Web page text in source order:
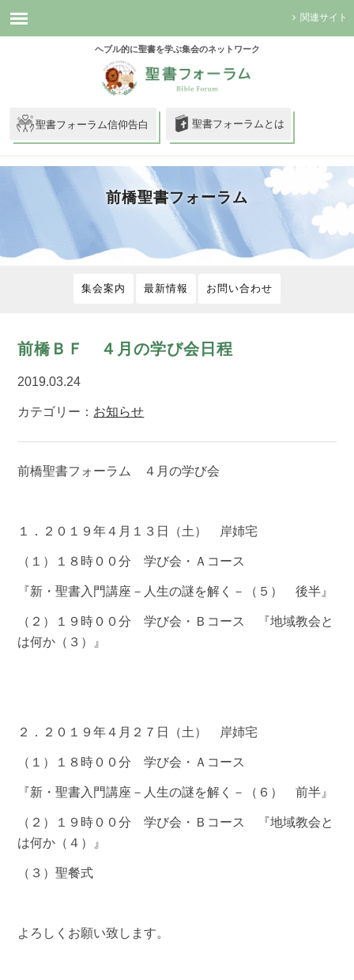
関連サイト
ヘブル的に聖書を学ぶ集会のネットワーク
聖書フォーラム信仰告白 聖書フォーラムとは
前橋聖書フォーラム
集会案内 最新情報 お問い合わせ
前橋ＢＦ ４月の学び会日程
2019.03.24
カテゴリー： お知らせ
前橋聖書フォーラム ４月の学び会
１．２０１９年４月１３日（土） 岸姉宅
（１）１８時００分 学び会・Ａコース
『新・聖書入門講座－人生の謎を解く－（５） 後半』
（２）１９時００分 学び会・Ｂコース 『地域教会と
は何か（３）』
２．２０１９年４月２７日（土） 岸姉宅
（１）１８時００分 学び会・Ａコース
『新・聖書入門講座－人生の謎を解く－（６） 前半』
（２）１９時００分 学び会・Ｂコース 『地域教会と
は何か（４）』
（３）聖餐式
よろしくお願い致します。